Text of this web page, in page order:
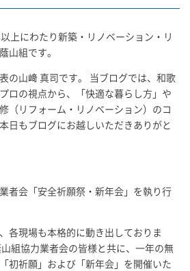
上にわたり新築・リノベーション・リ
山組です。
の山﨑 真司です。 当ブログでは、和歌
ロの視点から、「快適な暮らし方」や
（リフォーム・リノベーション）のコ
日もブログにお越しいただきありがと
者会「安全祈願祭・新年会」を執り行
各現場も本格的に動き出しておりま
組協力業者会の皆様と共に、一年の無
初祈願」および「新年会」を開催いた